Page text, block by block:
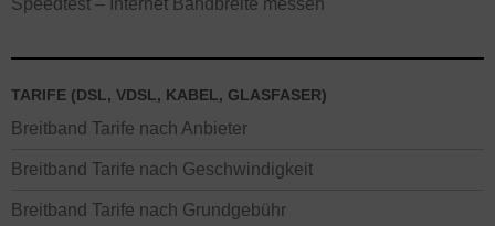
TARIFE (DSL, VDSL, KABEL, GLASFASER)
Breitband Tarife nach Anbieter
Breitband Tarife nach Geschwindigkeit
Breitband Tarife nach Grundgebühr